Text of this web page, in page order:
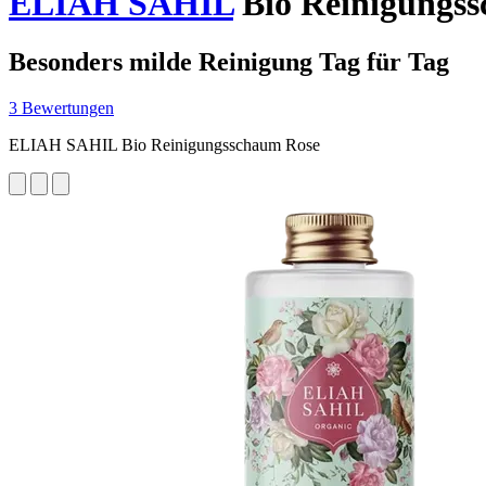
Besonders milde Reinigung Tag für Tag
3 Bewertungen
ELIAH SAHIL Bio Reinigungsschaum Rose